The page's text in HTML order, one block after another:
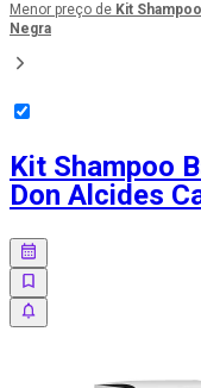
Menor preço de Kit
Negra
Kit Shampoo
Don Alcides